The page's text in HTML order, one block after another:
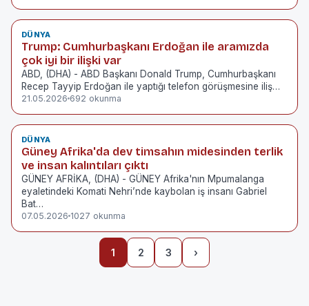
DÜNYA
Trump: Cumhurbaşkanı Erdoğan ile aramızda
çok iyi bir ilişki var
ABD, (DHA) - ABD Başkanı Donald Trump, Cumhurbaşkanı
Recep Tayyip Erdoğan ile yaptığı telefon görüşmesine iliş…
21.05.2026 692 okunma
DÜNYA
Güney Afrika'da dev timsahın midesinden terlik
ve insan kalıntıları çıktı
GÜNEY AFRİKA, (DHA) - GÜNEY Afrika'nın Mpumalanga
eyaletindeki Komati Nehri’nde kaybolan iş insanı Gabriel
Bat…
07.05.2026 1027 okunma
1 2 3 ›